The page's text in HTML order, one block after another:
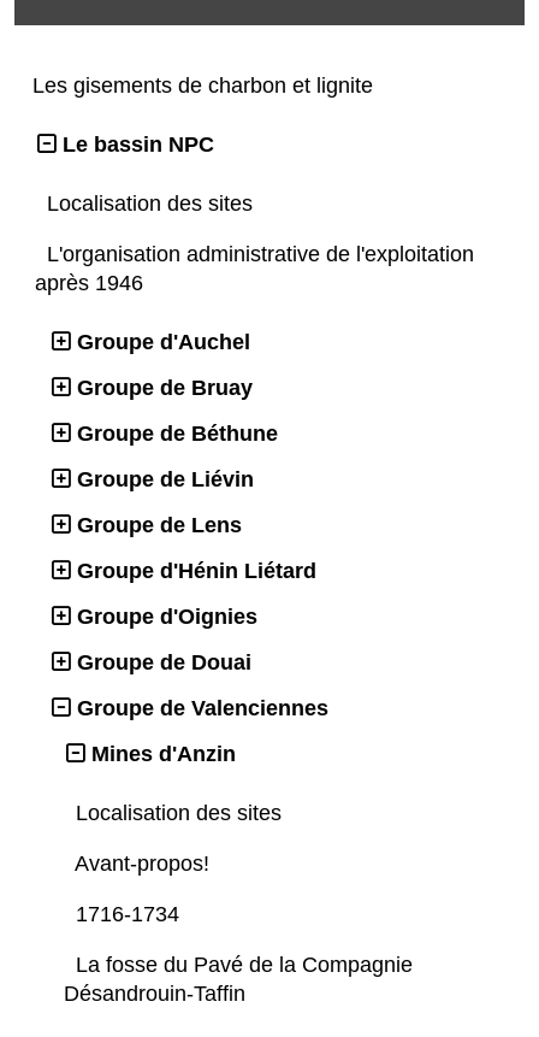
Les gisements de charbon et lignite
Le bassin NPC
Localisation des sites
L'organisation administrative de l'exploitation
après 1946
Groupe d'Auchel
Groupe de Bruay
Groupe de Béthune
Groupe de Liévin
Groupe de Lens
Groupe d'Hénin Liétard
Groupe d'Oignies
Groupe de Douai
Groupe de Valenciennes
Mines d'Anzin
Localisation des sites
Avant-propos!
1716-1734
La fosse du Pavé de la Compagnie
Désandrouin-Taffin